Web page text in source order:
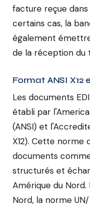
facture reçue
certains cas, la
également
de la réception du
Format ANSI X12
Les documents
établi par
(ANSI) et
X12). Cette
documents
structurés et
Amérique du
Nord, la norme